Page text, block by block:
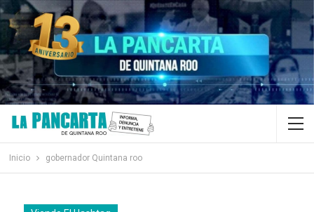
Inicio gobernador Quintana roo